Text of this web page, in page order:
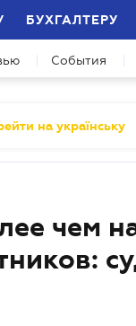
БУХГАЛТЕРУ
События
на українську
чем